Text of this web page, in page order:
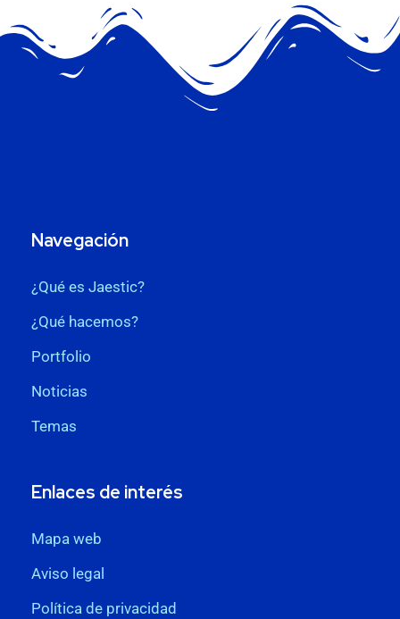
Navegación
¿Qué es Jaestic?
¿Qué hacemos?
Portfolio
Noticias
Temas
Enlaces de interés
Mapa web
Aviso legal
Política de privacidad